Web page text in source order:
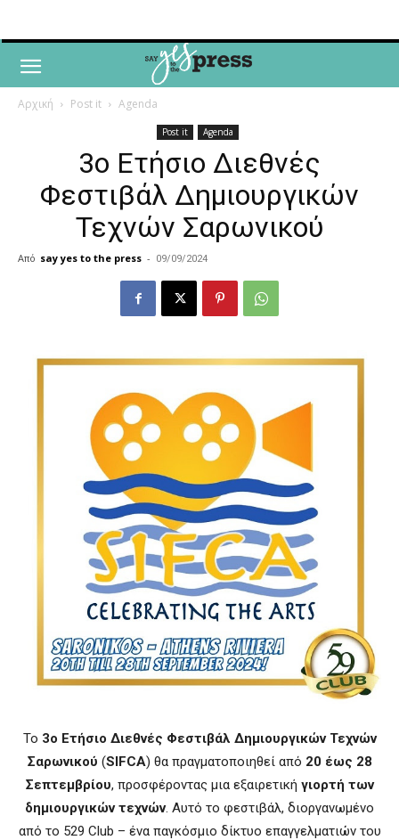
Αρχική Post it Agenda
Post it Agenda
3ο Ετήσιο Διεθνές
Φεστιβάλ Δημιουργικών
Τεχνών Σαρωνικού
Από say yes to the press - 09/09/2024
Το 3ο Ετήσιο Διεθνές Φεστιβάλ Δημιουργικών Τεχνών
Σαρωνικού (SIFCA) θα πραγματοποιηθεί από 20 έως 28
Σεπτεμβρίου, προσφέροντας μια εξαιρετική γιορτή των
δημιουργικών τεχνών. Αυτό το φεστιβάλ, διοργανωμένο
από το 529 Club – ένα παγκόσμιο δίκτυο επαγγελματιών του